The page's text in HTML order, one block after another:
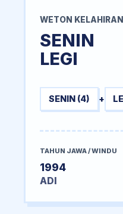
WETON KELAHIRAN
SENIN
LEGI
SENIN (4) +
TAHUN JAWA / WINDU
1994
ADI